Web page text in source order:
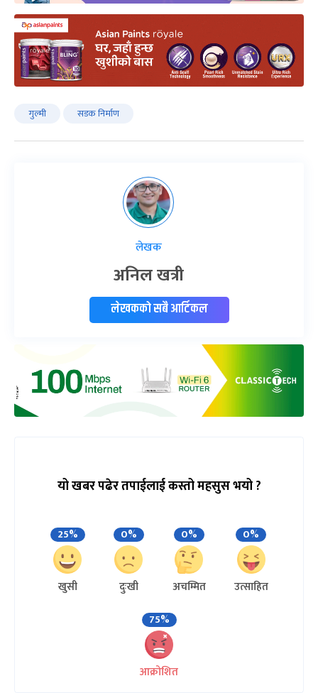
गुल्मी सडक निर्माण
लेखक
अनिल खत्री
लेखकको सबै आर्टिकल
यो खबर पढेर तपाईलाई कस्तो महसुस भयो ?
25%
खुसी
0%
दुःखी
0%
अचम्मित
0%
उत्साहित
75%
आक्रोशित